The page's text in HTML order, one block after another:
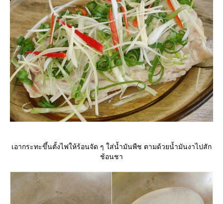
เอากระทะขึ้นตั้งไฟให้ร้อนจัด ๆ ใส่น้ำมันพืช ตามด้วยน้ำมันงาไปสัก
ช้อนชา